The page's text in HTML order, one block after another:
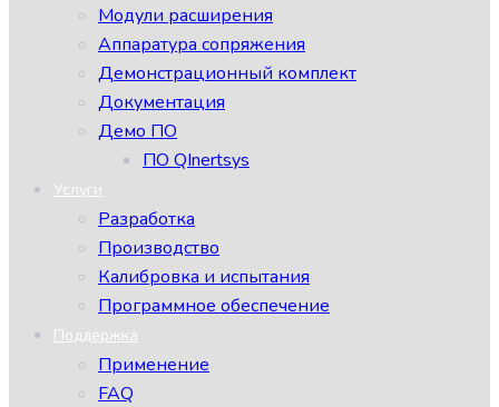
Модули расширения
Аппаратура сопряжения
Демонстрационный комплект
Документация
Демо ПО
ПО QInertsys
Услуги
Разработка
Производство
Калибровка и испытания
Программное обеспечение
Поддержка
Применение
FAQ